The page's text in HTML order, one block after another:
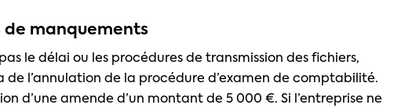
de manquements
le délai ou les procédures de transmission des fichiers,
de l’annulation de la procédure d’examen de comptabilité.
d’une amende d’un montant de 5 000 €. Si l’entreprise ne